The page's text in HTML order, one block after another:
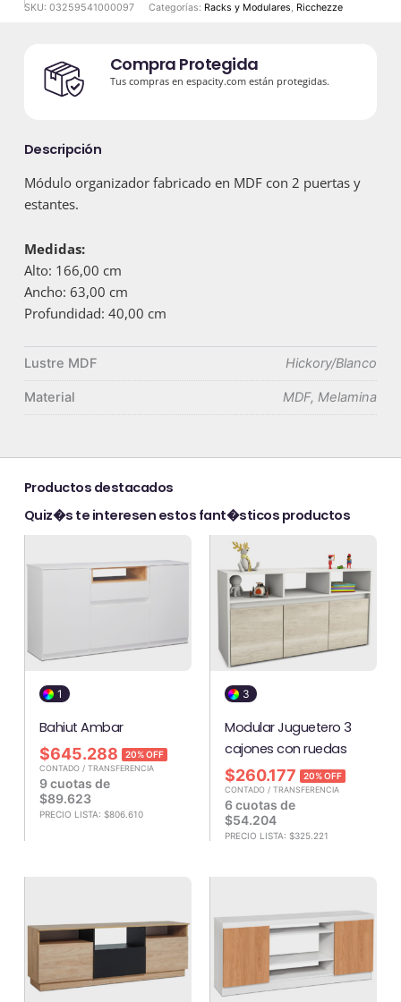
SKU: 03259541000097 Categorías: Racks y Modulares, Ricchezze
Compra Protegida
Tus compras en espacity.com están protegidas.
Descripción
Módulo organizador fabricado en MDF con 2 puertas y
estantes.
Medidas:
Alto: 166,00 cm
Ancho: 63,00 cm
Profundidad: 40,00 cm
Lustre MDF Hickory/Blanco
Material MDF, Melamina
Productos destacados
Quiz�s te interesen estos fant�sticos productos
1
Bahiut Ambar
$645.288 20% OFF
CONTADO / TRANSFERENCIA
9 cuotas de
$89.623
PRECIO LISTA: $806.610
3
Modular Juguetero 3
cajones con ruedas
$260.177 20% OFF
CONTADO / TRANSFERENCIA
6 cuotas de
$54.204
PRECIO LISTA: $325.221